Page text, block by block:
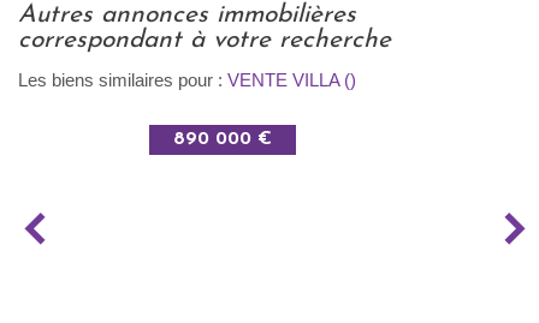
autres annonces immobilières
correspondant à votre recherche
Les biens similaires pour : VENTE VILLA ()
890 000 €